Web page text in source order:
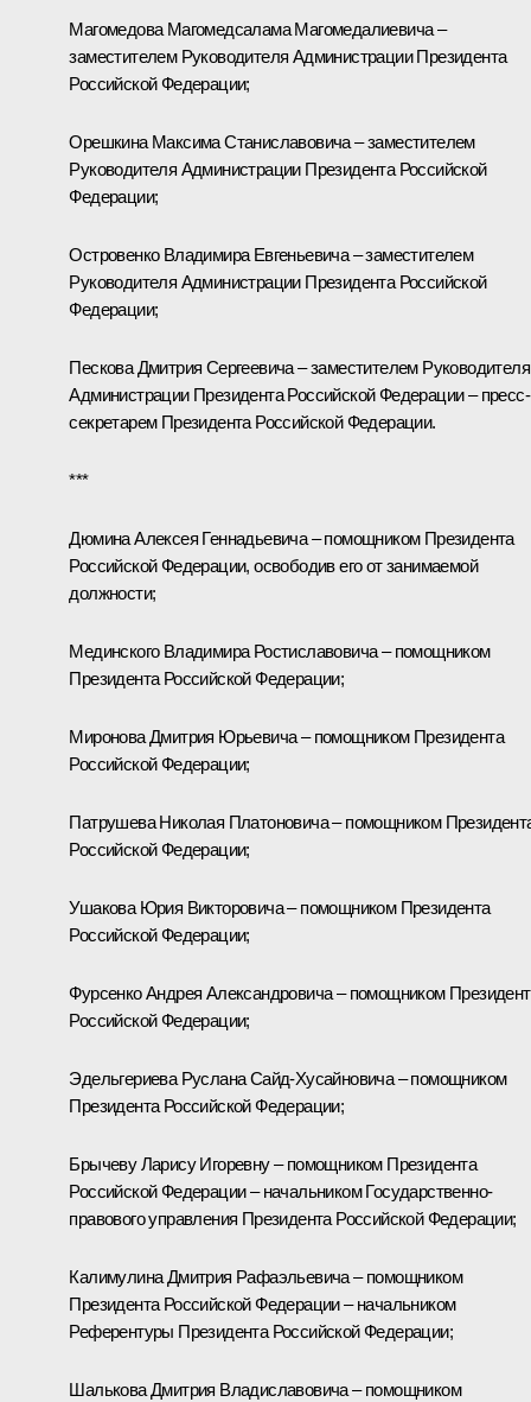
МагомедоваМагомедсалама Магомедалиевича –
заместителем Руководителя Администрации Президента
Российской Федерации;
ОрешкинаМаксима Станиславовича – заместителем
Руководителя Администрации Президента Российской
Федерации;
ОстровенкоВладимира Евгеньевича – заместителем
Руководителя Администрации Президента Российской
Федерации;
ПесковаДмитрия Сергеевича – заместителем Руководителя
Администрации Президента Российской Федерации – пресс-
секретарем Президента Российской Федерации.
***
ДюминаАлексея Геннадьевича–помощником Президента
Российской Федерации, освободив его от занимаемой
должности;
МединскогоВладимира Ростиславовича – помощником
Президента Российской Федерации;
МироноваДмитрия Юрьевича – помощником Президента
Российской Федерации;
ПатрушеваНиколая Платоновича – помощником
Российской Федерации;
УшаковаЮрия Викторовича – помощником Президента
Российской Федерации;
ФурсенкоАндрея Александровича – помощником
Российской Федерации;
ЭдельгериеваРуслана Сайд-Хусайновича – помощником
Президента Российской Федерации;
БрычевуЛарису Игоревну – помощником Президента
Российской Федерации – начальником Государственно-
правового управления Президента Российской Федерации;
КалимулинаДмитрия Рафаэльевича – помощником
Президента Российской Федерации – начальником
Референтуры Президента Российской Федерации;
ШальковаДмитрия Владиславовича – помощником